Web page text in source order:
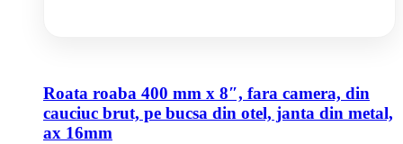
Roata roaba 400 mm x 8″, fara camera, din
cauciuc brut, pe bucsa din otel, janta din metal,
ax 16mm